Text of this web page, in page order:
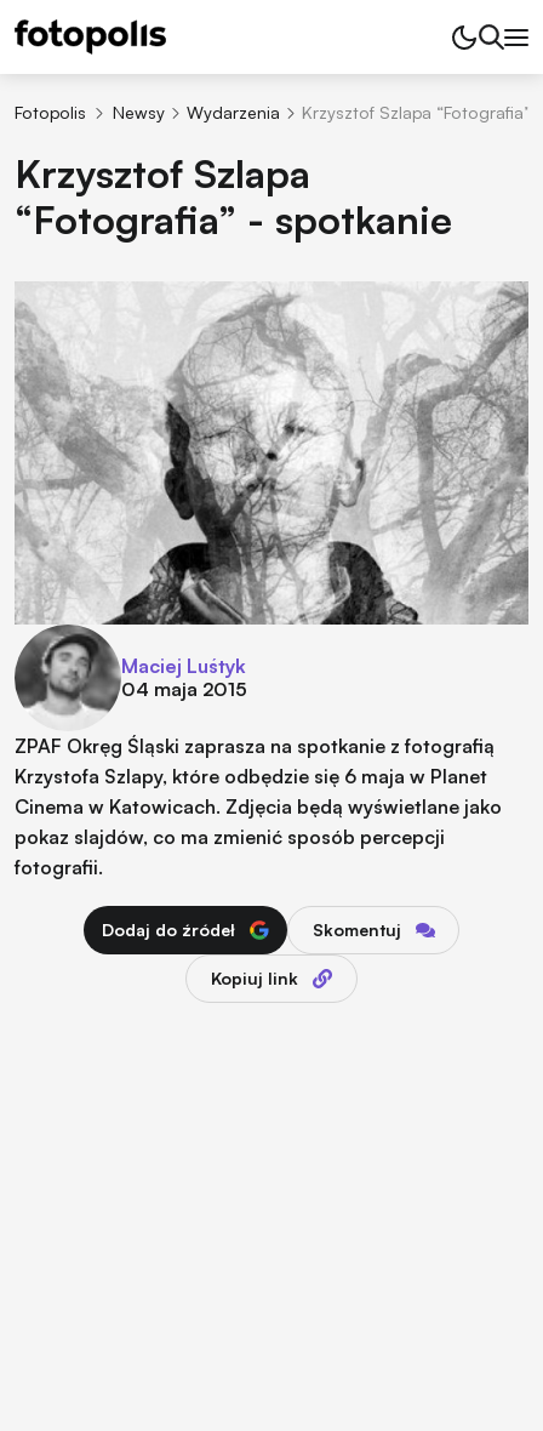
Fotopolis Newsy Wydarzenia Krzysztof Szlapa “Fotografia”
Krzysztof Szlapa
“Fotografia” - spotkanie
Maciej Luśtyk
04 maja 2015
ZPAF Okręg Śląski zaprasza na spotkanie z fotografią
Krzystofa Szlapy, które odbędzie się 6 maja w Planet
Cinema w Katowicach. Zdjęcia będą wyświetlane jako
pokaz slajdów, co ma zmienić sposób percepcji
fotografii.
Dodaj do źródeł Skomentuj
Kopiuj link